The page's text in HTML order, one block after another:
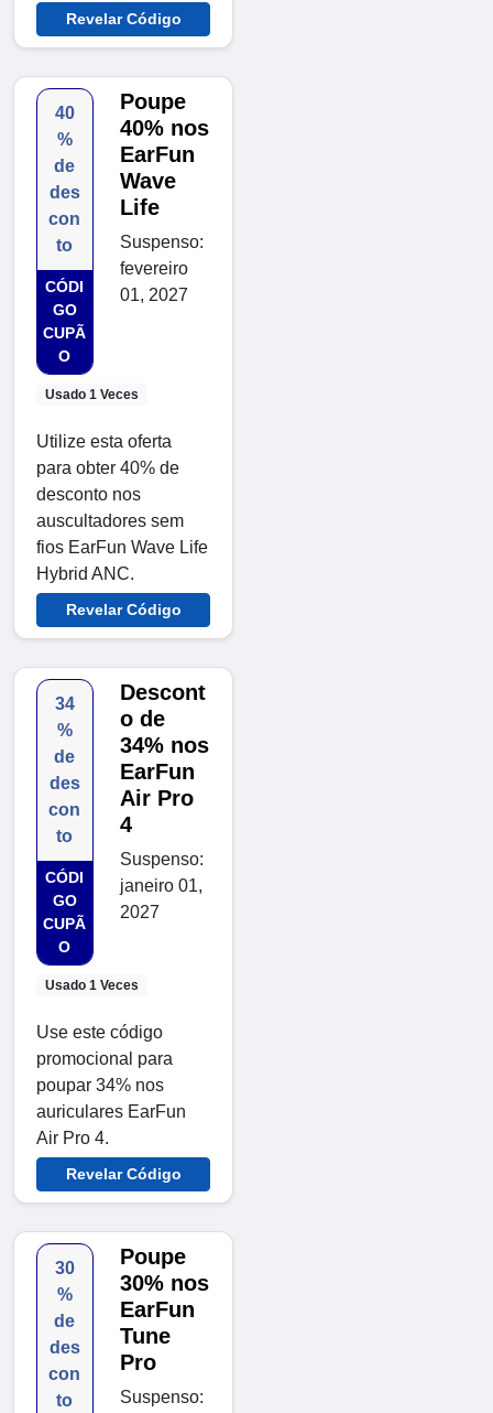
Revelar Código
40
%
de
des
con
to
CÓDI
GO
CUPÃ
O
Usado 1 Veces
Poupe
40% nos
EarFun
Wave
Life
Suspenso:
fevereiro
01, 2027
Utilize esta oferta
para obter 40% de
desconto nos
auscultadores sem
fios EarFun Wave Life
Hybrid ANC.
Revelar Código
34
%
de
des
con
to
CÓDI
GO
CUPÃ
O
Usado 1 Veces
Descont
o de
34% nos
EarFun
Air Pro
4
Suspenso:
janeiro 01,
2027
Use este código
promocional para
poupar 34% nos
auriculares EarFun
Air Pro 4.
Revelar Código
30
%
de
des
con
to
Poupe
30% nos
EarFun
Tune
Pro
Suspenso: